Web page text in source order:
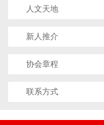
人文天地
新人推介
协会章程
联系方式